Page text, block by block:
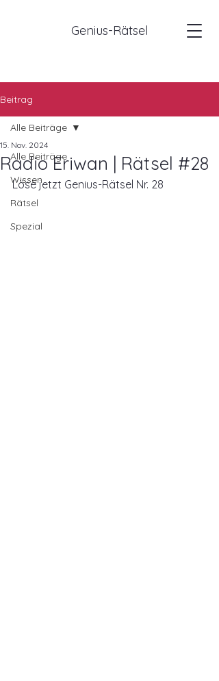
Genius-Rätsel
Beitrag
Alle Beiträge
Wissen
Rätsel
Spezial
Alle Beiträge
Radio Eriwan | Rätsel #28
15. Nov. 2024
Löse jetzt Genius-Rätsel Nr. 28